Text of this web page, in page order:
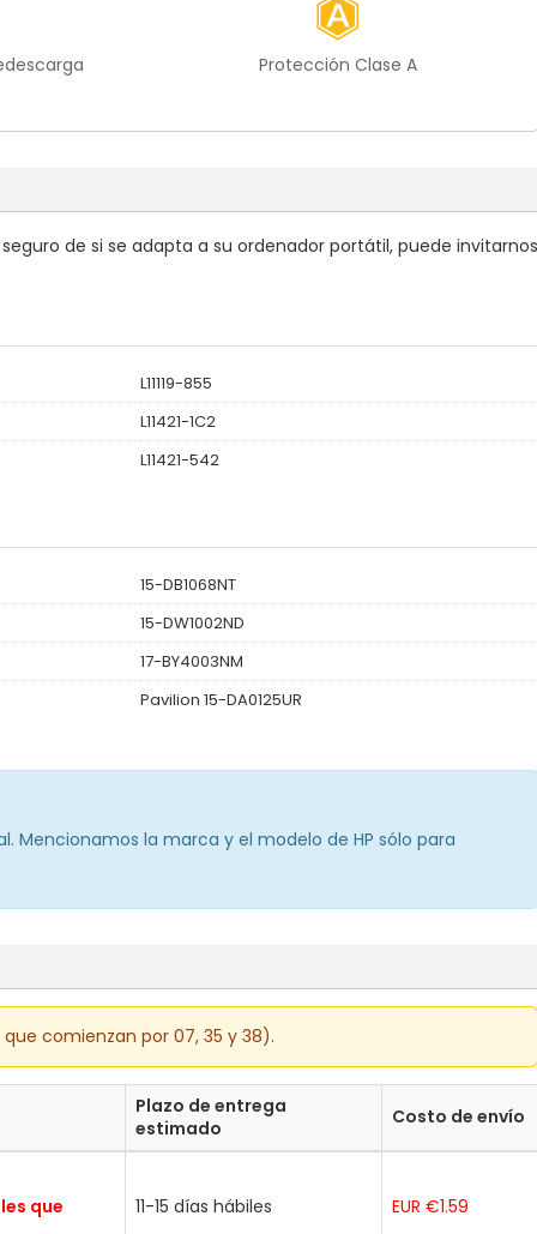
Protección Clase A
de si se adapta a su ordenador portátil, puede invitarnos
L11119-855
L11421-1C2
L11421-542
15-DB1068NT
15-DW1002ND
17-BY4003NM
Pavilion 15-DA0125UR
Mencionamos la marca y el modelo de HP sólo para
comienzan por 07, 35 y 38).
Plazo de entrega
estimado
Costo de envío
que 11-15 días hábiles EUR €1.59